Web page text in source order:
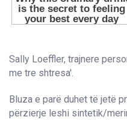
Sally Loeffler, trajnere
me tre shtresa'.
Bluza e parë duhet të jetë
përzierje leshi sintetik/